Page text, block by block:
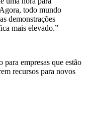
todo mundo
demonstrações
mais elevado.”
para empresas que estão
recursos para novos